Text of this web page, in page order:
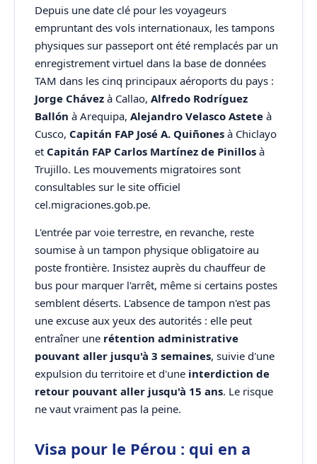
Depuis une date clé pour les voyageurs
empruntant des vols internationaux, les tampons
physiques sur passeport ont été remplacés par un
enregistrement virtuel dans la base de données
TAM dans les cinq principaux aéroports du pays :
Jorge Chávez à Callao, Alfredo Rodríguez
Ballón à Arequipa, Alejandro Velasco Astete à
Cusco, Capitán FAP José A. Quiñones à Chiclayo
et Capitán FAP Carlos Martínez de Pinillos à
Trujillo. Les mouvements migratoires sont
consultables sur le site officiel
cel.migraciones.gob.pe.
L'entrée par voie terrestre, en revanche, reste
soumise à un tampon physique obligatoire au
poste frontière. Insistez auprès du chauffeur de
bus pour marquer l'arrêt, même si certains postes
semblent déserts. L'absence de tampon n'est pas
une excuse aux yeux des autorités : elle peut
entraîner une rétention administrative
pouvant aller jusqu'à 3 semaines, suivie d'une
expulsion du territoire et d'une interdiction de
retour pouvant aller jusqu'à 15 ans. Le risque
ne vaut vraiment pas la peine.
Visa pour le Pérou : qui en a